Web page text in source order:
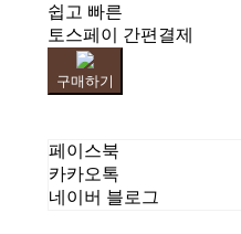
쉽고 빠른
토스페이 간편결제
구매하기
페이스북
카카오톡
네이버 블로그